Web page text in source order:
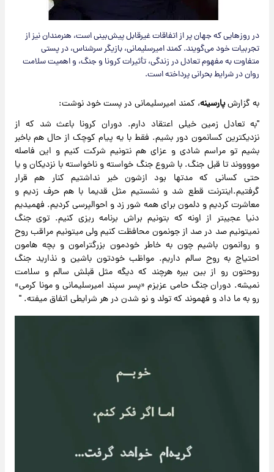
در روزهایی که جهان پر از اتفاقات غیرقابل پیش‌بینی است، هنرمندان نیز از
تجربیات خود می‌گویند. کمند امیرسلیمانی، بازیگر سرشناس، در پستی
متفاوت به مفهوم تعادل در زندگی، تأثیرات کرونا و جنگ، و اهمیت سلامت
روان در شرایط بحرانی پرداخته است.
به گزارشپارسینه، کمند امیرسلیمانی در پست خود نوشت:
"به تعادل زمین خیلی اعتقاد دارم. دوران کرونا باعث شد که از
نزدیکترین کسانمون دور بشیم. فقط با یه پیام کوچک از حال هم باخبر
بشیم تو مراسم شادی و عزای هم نتونیم شرکت کنیم و این فاصله
مووووند تا قبل جنگ. با شروع جنگ خواسته و ناخواسته با نزدیکان و یا
حتی کسانی که مدتها بود ازشون خبر نداشتیم کنار هم قرار
گرفتیم.اینترنت قطع شد و نشستیم مثل قدیما با هم حرف زدیم و
معاشرت کردیم و دلمون برای همه شور زد و احوالپرسی کردیم. فهمیدیم
دنیا عجیبتر از اونه که بتونیم براش برنامه ریزی کنیم. توی جنگ
نمیتونیم صد در صد از جونمون محافظت کنیم ولی میتونیم مراقب روح
و روانمون باشیم چون به خاطر خودمون بزرگترامون و بچه هامون
احتیاج به روح سالم داریم. مواظب خودتون باشین و نذارید جنگ
روحتون رو از بین ببره هرچند که دیگه مثل قبلش سالم و سلامت
نمیشه. دوران جنگ حامی عزیزم «پسر سپند امیرسلیمانی و مونا کرمی»
رو به ما داد و فهموند که تولد و نو شدن در هر شرایطی اتفاق میفته. "